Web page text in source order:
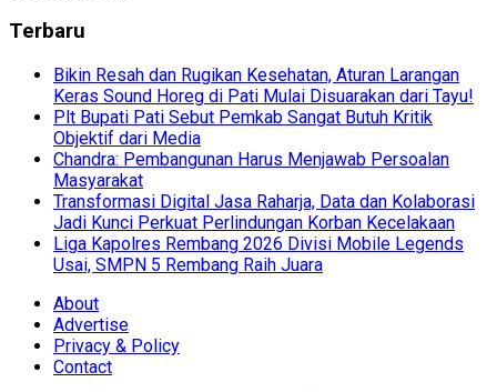
Terbaru
Bikin Resah dan Rugikan Kesehatan, Aturan Larangan
Keras Sound Horeg di Pati Mulai Disuarakan dari Tayu!
Plt Bupati Pati Sebut Pemkab Sangat Butuh Kritik
Objektif dari Media
Chandra: Pembangunan Harus Menjawab Persoalan
Masyarakat
Transformasi Digital Jasa Raharja, Data dan Kolaborasi
Jadi Kunci Perkuat Perlindungan Korban Kecelakaan
Liga Kapolres Rembang 2026 Divisi Mobile Legends
Usai, SMPN 5 Rembang Raih Juara
About
Advertise
Privacy & Policy
Contact